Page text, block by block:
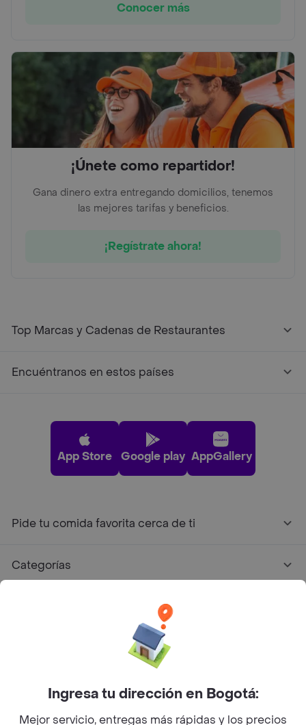
Conocer más
¡Únete como repartidor!
Gana dinero extra entregando domicilios, tenemos
las mejores tarifas y beneficios.
¡Regístrate ahora!
Top Marcas y Cadenas de Restaurantes
Encuéntranos en estos países
App Store Google play AppGallery
Pide tu comida favorita cerca de ti
Categorías
Facebook
Twitter
Instagram
©2026Rappi Inc. All rights reserved.
Ingresa tu dirección en Bogotá:
Mejor servicio, entregas más rápidas y los precios